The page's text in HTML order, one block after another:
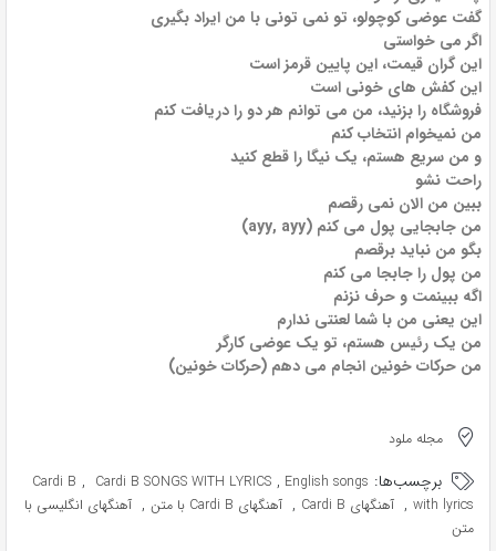
گفت عوضی کوچولو، تو نمی تونی با من ایراد بگیری
اگر می خواستی
این گران قیمت، این پایین قرمز است
این کفش های خونی است
فروشگاه را بزنید، من می توانم هر دو را دریافت کنم
من نمیخوام انتخاب کنم
و من سریع هستم، یک نیگا را قطع کنید
راحت نشو
ببین من الان نمی رقصم
من جابجایی پول می کنم (ayy, ayy)
بگو من نباید برقصم
من پول را جابجا می کنم
اگه ببینمت و حرف نزنم
این یعنی من با شما لعنتی ندارم
من یک رئیس هستم، تو یک عوضی کارگر
من حرکات خونین انجام می دهم (حرکات خونین)
مجله ملود
برچسب‌ها: Cardi B , Cardi B SONGS WITH LYRICS , English songs
with lyrics
, آهنگهای Cardi B , آهنگهای Cardi B با متن , آهنگهای انگلیسی با
متن